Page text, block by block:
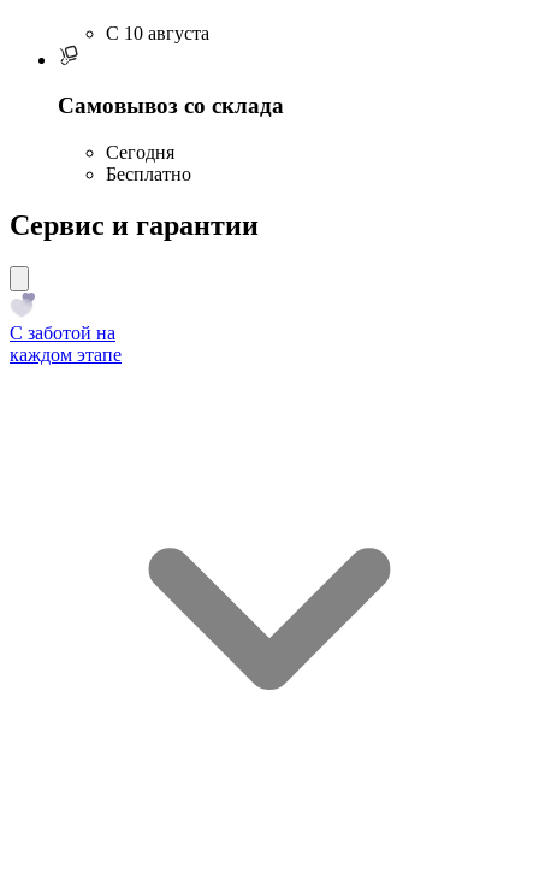
C 10 августа
Самовывоз со склада
Сегодня
Бесплатно
Сервис и гарантии
С заботой на
каждом этапе